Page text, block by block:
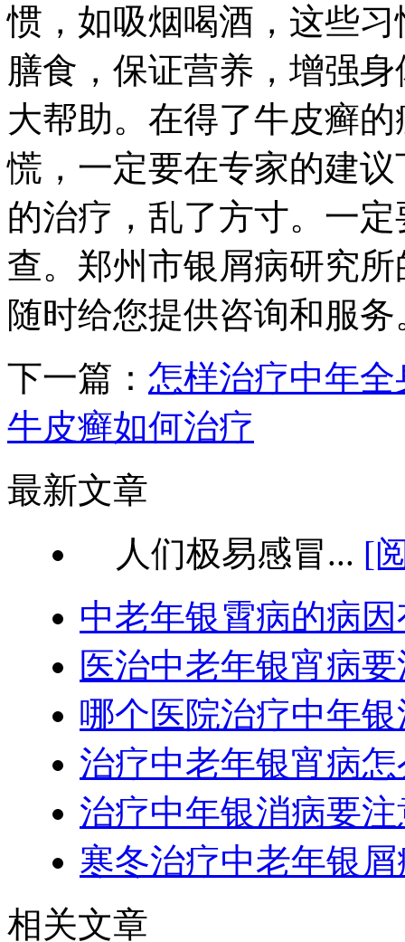
惯，如吸烟喝酒，这些
膳食，保证营养，增强
大帮助。在得了牛皮癣
慌，一定要在专家的建
的治疗，乱了方寸。一
查。郑州市银屑病研究所
随时给您提供咨询和服务
下一篇： 怎样治疗中年
牛皮癣如何治疗
最新文章
人们极易感冒... [
中老年银霄病的病
医治中老年银宵病
哪个医院治疗中年
治疗中老年银宵病
治疗中年银消病要
寒冬治疗中老年银
相关文章